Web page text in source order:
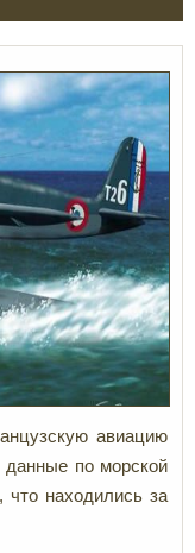
авиацию
по морской
находились за